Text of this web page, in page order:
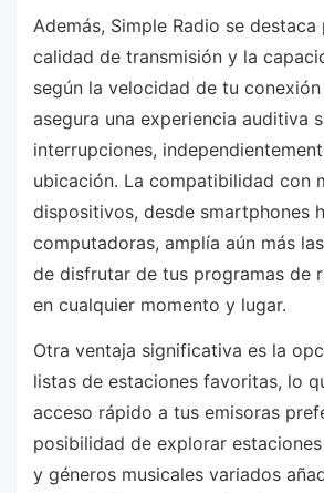
Además, Simple Radio se destaca
calidad de transmisión y la
según la velocidad de tu
asegura una experiencia auditiva
interrupciones,
ubicación. La compatibilidad con
dispositivos, desde smartphones
computadoras, amplía aún más
de disfrutar de tus programas de
en cualquier momento y lugar.
Otra ventaja significativa es la
listas de estaciones favoritas, lo
acceso rápido a tus emisoras
posibilidad de explorar
y géneros musicales variados